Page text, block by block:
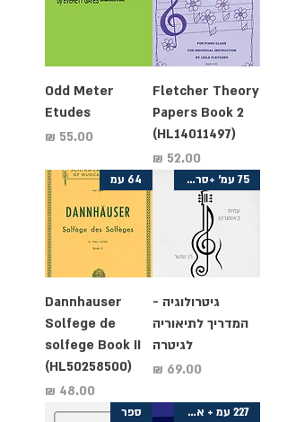
Fletcher Theory
Papers Book 2
(HL14011497)
מחיר
Odd Meter
Etudes
מחיר
75 עמ' +סרטוני יוטיוב
גיטרולוגיה -
המדריך לתיאוריה
לגיטרה
מחיר
64 עמ
Dannhauser
Solfege de
solfege Book II
(HL50258500)
מחיר
227 עמ + אודיו ספר